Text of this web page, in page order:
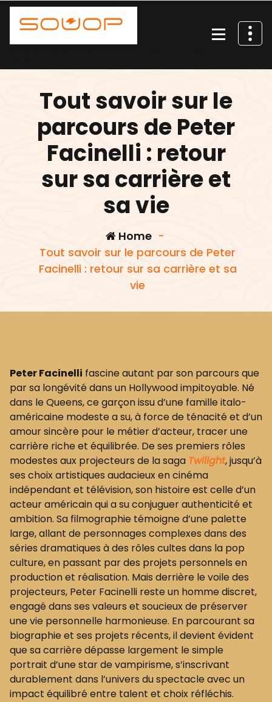
Skip
Tout savoir sur le
parcours de Peter
Facinelli : retour
sur sa carrière et
sa vie
Home -
Tout savoir sur le parcours de Peter
Facinelli : retour sur sa carrière et sa
vie
Peter Facinelli fascine autant par son parcours que
par sa longévité dans un Hollywood impitoyable. Né
dans le Queens, ce garçon issu d’une famille italo-
américaine modeste a su, à force de ténacité et d’un
amour sincère pour le métier d’acteur, tracer une
carrière riche et équilibrée. De ses premiers rôles
modestes aux projecteurs de la saga Twilight, jusqu’à
ses choix artistiques audacieux en cinéma
indépendant et télévision, son histoire est celle d’un
acteur américain qui a su conjuguer authenticité et
ambition. Sa filmographie témoigne d’une palette
large, allant de personnages complexes dans des
séries dramatiques à des rôles cultes dans la pop
culture, en passant par des projets personnels en
production et réalisation. Mais derrière le voile des
projecteurs, Peter Facinelli reste un homme discret,
engagé dans ses valeurs et soucieux de préserver
une vie personnelle harmonieuse. En parcourant sa
biographie et ses projets récents, il devient évident
que sa carrière dépasse largement le simple
portrait d’une star de vampirisme, s’inscrivant
durablement dans l’univers du spectacle avec un
impact équilibré entre talent et choix réfléchis.